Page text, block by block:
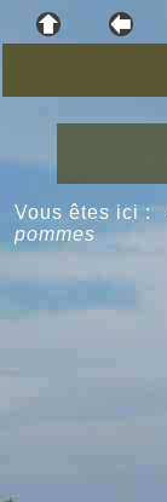
Vous êtes ici :
pommes